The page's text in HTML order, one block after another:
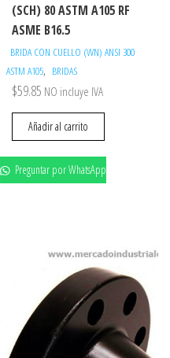
(SCH) 80 ASTM A105 RF
ASME B16.5
BRIDA CON CUELLO (WN) ANSI 300
ASTM A105, BRIDAS
$59.85 NO incluye IVA
Añadir al carrito
Preguntar por WhatsApp